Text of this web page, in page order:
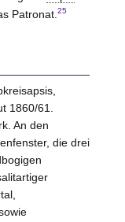
Patronat. 25
1860/61.
An den
die drei